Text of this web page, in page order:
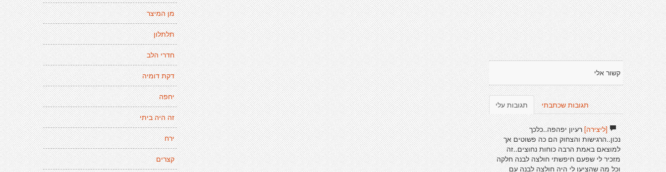
מן המיצר
תלתלון
חדרי הלב
דקת דומיה
יחפה
זה היה ביתי
ירח
קצרים
קשור אלי
תגובות עלי תגובות שכתבתי
[ליצירה]רעיון יפהפה..כלכך
נכון..הרגישות והצחוק הם כה פשוטים אך
למוצאם באמת הרבה כוחות נחוצים..זה
מזכיר לי שפעם חיפשתי חולצה לבנה חלקה
וכל מה שהציעו לי היה חולצה לבנה עם